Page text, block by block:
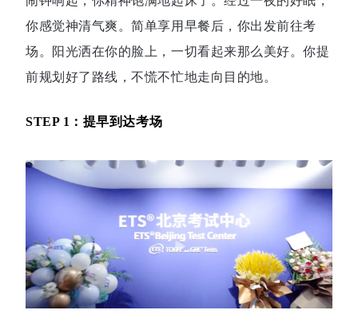
你感觉神清气爽。简单享用早餐后，你出发前往考
场。阳光洒在你的脸上，一切看起来那么美好。你提
前规划好了路线，不慌不忙地走向目的地。
STEP 1：提早到达考场